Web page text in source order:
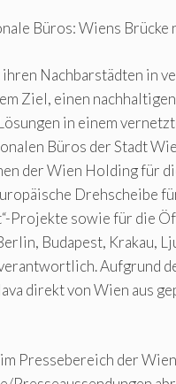
Büros: Wiens Brücke
Nachbarstädten in
Ziel, einen
in einem
Büros der Stadt
der Wien Holding für
Drehscheibe
Projekte sowie für die
Budapest, Krakau,
Aufgrund
direkt von Wien aus
Pressebereich der